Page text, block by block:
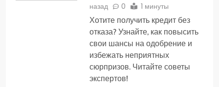
назад
0 1 минуты
Хотите получить кредит без
отказа? Узнайте, как повысить
свои шансы на одобрение и
избежать неприятных
сюрпризов. Читайте советы
экспертов!